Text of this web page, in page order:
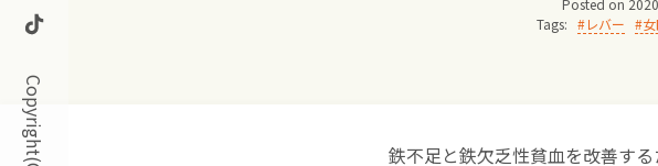
TikTok
Posted on
Tags:
レバー
鉄不足と鉄欠乏性貧血を改善す